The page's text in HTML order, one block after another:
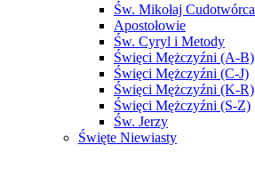
Św. Mikołaj Cudotwórca
Apostołowie
Św. Cyryl i Metody
Święci Mężczyźni (A-B)
Święci Mężczyźni (C-J)
Święci Mężczyźni (K-R)
Święci Mężczyźni (S-Z)
Św. Jerzy
Święte Niewiasty